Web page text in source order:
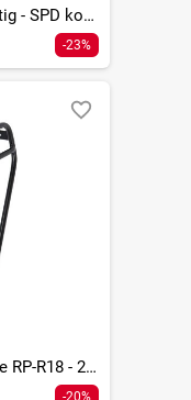
System-Pedale PD-S20 einseitig - SPD kompatibel
-23%
Systemgepäckträger Racktime RP-R18 - 28 Zoll